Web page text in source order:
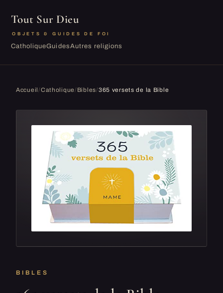
Tout Sur Dieu
OBJETS & GUIDES DE FOI
CatholiqueGuidesAutres religions
Accueil/Catholique/ Bibles/365 versets de la Bible
BIBLES